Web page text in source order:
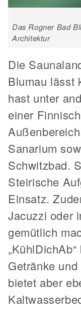
Das Rogner Bad
Architektur
Die
Blumau lässt
hast unter
einer
Sanarium
Schwitzbad.
Steirische
Einsatz.
Jacuzzi oder
gemütlich
Getränke
bietet aber